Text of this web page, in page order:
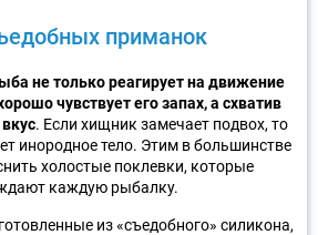
приманок
не только реагирует на движение
чувствует его запах, а схватив
. Если хищник замечает подвох, то
инородное тело. Этим в большинстве
холостые поклевки, которые
каждую рыбалку.
из «съедобного» силикона,